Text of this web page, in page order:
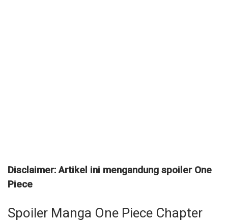
Disclaimer: Artikel ini mengandung spoiler One
Piece
Spoiler Manga One Piece Chapter